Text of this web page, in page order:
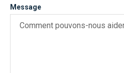
Message